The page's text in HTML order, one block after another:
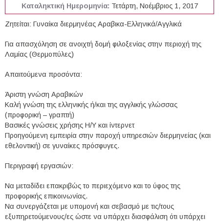
Καταληκτική Ημερομηνία: Τετάρτη, Νοέμβριος 1, 2017
Ζητείται: Γυναίκα διερμηνέας Αραβικα-Ελληνικά/Αγγλικά
Για απασχόληση σε ανοιχτή δομή φιλοξενίας στην περιοχή της
Λαμίας (Θερμοπύλες)
Απαιτούμενα προσόντα:
Άριστη γνώση Αραβικών
Καλή γνώση της ελληνικής ή/και της αγγλικής γλώσσας
(προφορική – γραπτή)
Βασικές γνώσεις χρήσης Η/Υ και ίντερνετ
Προηγούμενη εμπειρία στην παροχή υπηρεσιών διερμηνείας (και
εθελοντική) σε γυναίκες πρόσφυγες.
Περιγραφή εργασιών:
Να μεταδίδει επακριβώς το περιεχόμενο και το ύφος της
προφορικής επικοινωνίας.
Να συνεργάζεται με υπομονή και σεβασμό με τις/τους
εξυπηρετούμενους/ες ώστε να υπάρχει διασφάλιση ότι υπάρχει